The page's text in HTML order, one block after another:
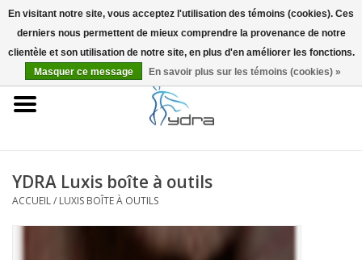
EUR
Accueil
YDRA Luxis boîte à outils
ACCUEIL/ LUXIS BOÎTE À OUTILS
En visitant notre site, vous acceptez l'utilisation des témoins (cookies). Ces
derniers nous permettent de mieux comprendre la provenance de notre
clientèle et son utilisation de notre site, en plus d'en améliorer les fonctions.
Masquer ce message
En savoir plus sur les témoins (cookies) »